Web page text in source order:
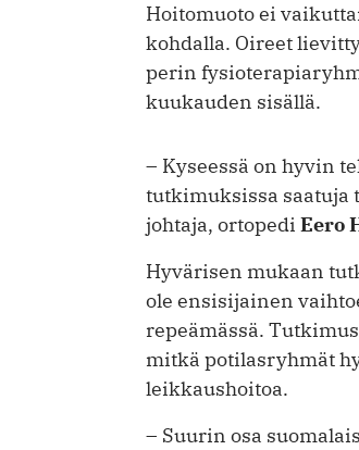
Hoitomuoto ei
kohdalla. Oireet
perin
kuukauden sisällä.
– Kyseessä on hyvin
tutkimuksissa saatuja
johtaja, ortopedi Eero
Hyvärisen mukaan
ole ensisijainen
repeämässä.
mitkä potilasryhmät
leikkaushoitoa.
– Suurin osa